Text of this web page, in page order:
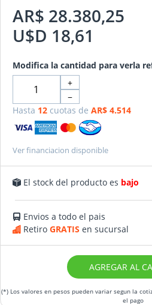
AR$ 28.380,25
U$D 18,61
Modifica la cantidad para verla
+
−
Hasta 12cuotas de AR$ 4.514
Ver financiacion disponible
El stock del producto es bajo
Envios a todo el pais
Retiro GRATIS en sucursal
AGREGAR AL
(*) Los valores en pesos pueden variar segun la
el pago